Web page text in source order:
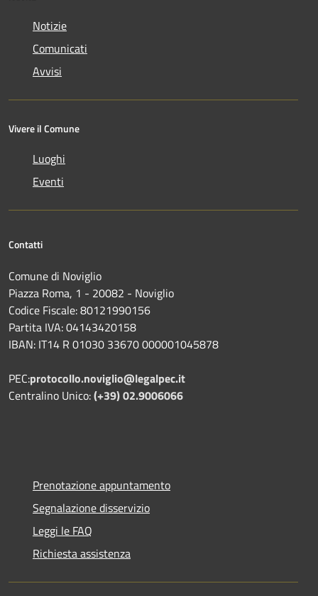
Notizie
Comunicati
Avvisi
Vivere il Comune
Luoghi
Eventi
Contatti
Comune di Noviglio
Piazza Roma, 1 - 20082 - Noviglio
Codice Fiscale: 80121990156
Partita IVA: 04143420158
IBAN: IT14 R 01030 33670 000001045878
PEC:protocollo.noviglio@legalpec.it
Centralino Unico:(+39) 02.9006066
Prenotazione appuntamento
Segnalazione disservizio
Leggi le FAQ
Richiesta assistenza